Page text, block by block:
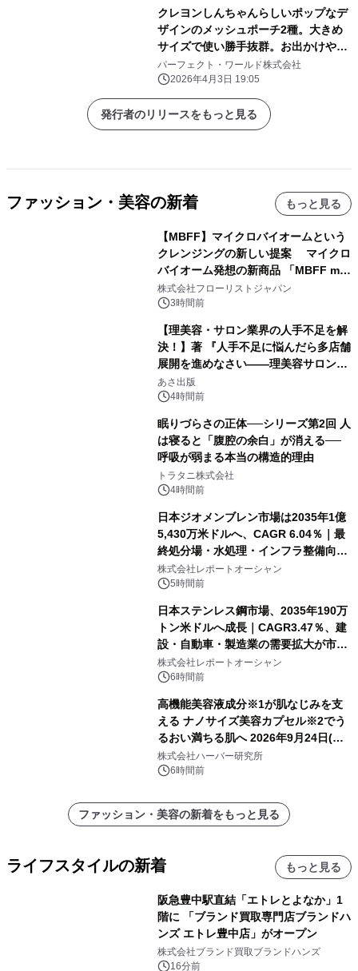
クレヨンしんちゃんらしいポップなデ
ザインのメッシュポーチ2種。大きめ
サイズで使い勝手抜群。お出かけや旅
行にぜひ！
パーフェクト・ワールド株式会社
2026年4月3日 19:05
発行者のリリースをもっと見る
ファッション・美容の新着 もっと見る
【MBFF】マイクロバイオームという
クレンジングの新しい提案 マイクロ
バイオーム発想の新商品 「MBFF mb
クレンジングPRO」を2026年8月6日
発売
株式会社フローリストジャパン
3時間前
【理美容・サロン業界の人手不足を解
決！】著 『人手不足に悩んだら多店舗
展開を進めなさい――理美容サロン
「多店舗展開」の教科書』2026年8月
24日（月）発売
あさ出版
4時間前
眠りづらさの正体──シリーズ第2回 人
は寝ると「腹腔の余白」が消える──
呼吸が弱まる本当の構造的理由
トラタニ株式会社
4時間前
日本ジオメンブレン市場は2035年1億
5,430万米ドルへ、CAGR 6.04％｜最
終処分場・水処理・インフラ整備向け
需要拡大
株式会社レポートオーシャン
5時間前
日本ステンレス鋼市場、2035年190万
トン米ドルへ成長｜CAGR3.47％、建
設・自動車・製造業の需要拡大が市場
を牽引
株式会社レポートオーシャン
6時間前
高機能美容液成分※1が肌なじみを支
える ナノサイズ美容カプセル※2でう
るおい満ちる肌へ 2026年9月24日(木)
よりリニューアル新発売 『ディープモ
イストセラム』
株式会社ハーバー研究所
6時間前
ファッション・美容の新着をもっと見る
ライフスタイルの新着 もっと見る
阪急豊中駅直結「エトレとよなか」1
階に 「ブランド買取専門店ブランドハ
ンズ エトレ豊中店」がオープン
株式会社ブランド買取ブランドハンズ
16分前